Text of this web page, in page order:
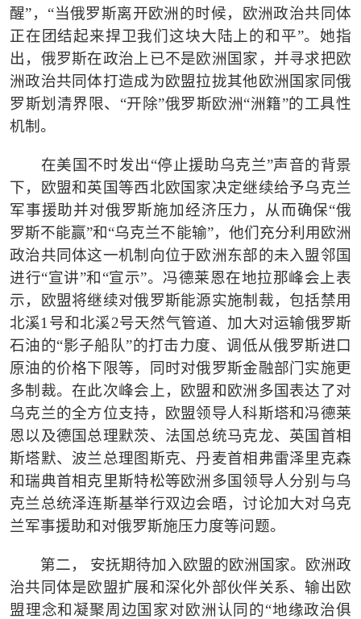
醒”，“当俄罗斯离开欧洲的时候，欧洲政治共同体
正在团结起来捍卫我们这块大陆上的和平”。她指
出，俄罗斯在政治上已不是欧洲国家，并寻求把欧
洲政治共同体打造成为欧盟拉拢其他欧洲国家同俄
罗斯划清界限、“开除”俄罗斯欧洲“洲籍”的工具性
机制。
在美国不时发出“停止援助乌克兰”声音的背景
下，欧盟和英国等西北欧国家决定继续给予乌克兰
军事援助并对俄罗斯施加经济压力，从而确保“俄
罗斯不能赢”和“乌克兰不能输”，他们充分利用欧洲
政治共同体这一机制向位于欧洲东部的未入盟邻国
进行“宣讲”和“宣示”。冯德莱恩在地拉那峰会上表
示，欧盟将继续对俄罗斯能源实施制裁，包括禁用
北溪1号和北溪2号天然气管道、加大对运输俄罗斯
石油的“影子船队”的打击力度、调低从俄罗斯进口
原油的价格下限等，同时对俄罗斯金融部门实施更
多制裁。在此次峰会上，欧盟和欧洲多国表达了对
乌克兰的全方位支持，欧盟领导人科斯塔和冯德莱
恩以及德国总理默茨、法国总统马克龙、英国首相
斯塔默、波兰总理图斯克、丹麦首相弗雷泽里克森
和瑞典首相克里斯特松等欧洲多国领导人分别与乌
克兰总统泽连斯基举行双边会晤，讨论加大对乌克
兰军事援助和对俄罗斯施压力度等问题。
第二，
安抚期待加入欧盟的欧洲国家。欧洲政
治共同体是欧盟扩展和深化外部伙伴关系、输出欧
盟理念和凝聚周边国家对欧洲认同的“地缘政治俱